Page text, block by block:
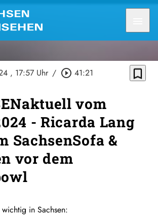
, 17:57 Uhr / play_circle_outline 41:21 bookmark_border
vom
- Ricarda Lang
SachsenSofa &
vor dem
in Sachsen: